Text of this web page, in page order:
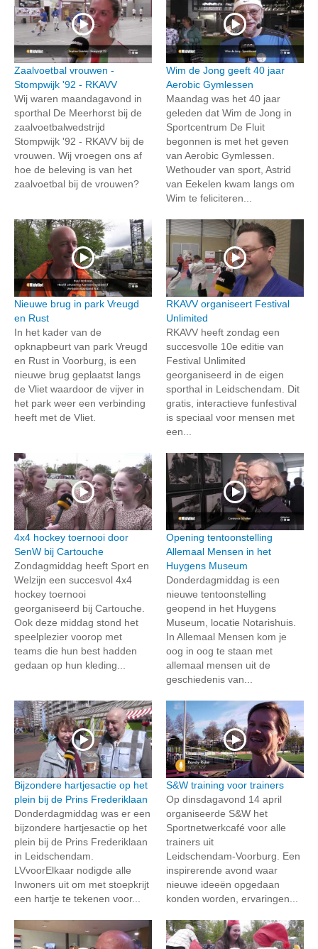
Zaalvoetbal vrouwen -
Stompwijk '92 - RKAVV
Wij waren maandagavond in
sporthal De Meerhorst bij de
zaalvoetbalwedstrijd
Stompwijk '92 - RKAVV bij de
vrouwen. Wij vroegen ons af
hoe de beleving is van het
zaalvoetbal bij de vrouwen?
Wim de Jong geeft 40 jaar
Aerobic Gymlessen
Maandag was het 40 jaar
geleden dat Wim de Jong in
Sportcentrum De Fluit
begonnen is met het geven
van Aerobic Gymlessen.
Wethouder van sport, Astrid
van Eekelen kwam langs om
Wim te feliciteren...
Nieuwe brug in park Vreugd
en Rust
In het kader van de
opknapbeurt van park Vreugd
en Rust in Voorburg, is een
nieuwe brug geplaatst langs
de Vliet waardoor de vijver in
het park weer een verbinding
heeft met de Vliet.
RKAVV organiseert Festival
Unlimited
RKAVV heeft zondag een
succesvolle 10e editie van
Festival Unlimited
georganiseerd in de eigen
sporthal in Leidschendam. Dit
gratis, interactieve funfestival
is speciaal voor mensen met
een...
4x4 hockey toernooi door
SenW bij Cartouche
Zondagmiddag heeft Sport en
Welzijn een succesvol 4x4
hockey toernooi
georganiseerd bij Cartouche.
Ook deze middag stond het
speelplezier voorop met
teams die hun best hadden
gedaan op hun kleding...
Opening tentoonstelling
Allemaal Mensen in het
Huygens Museum
Donderdagmiddag is een
nieuwe tentoonstelling
geopend in het Huygens
Museum, locatie Notarishuis.
In Allemaal Mensen kom je
oog in oog te staan met
allemaal mensen uit de
geschiedenis van...
Bijzondere hartjesactie op het
plein bij de Prins Frederiklaan
Donderdagmiddag was er een
bijzondere hartjesactie op het
plein bij de Prins Frederiklaan
in Leidschendam.
LVvoorElkaar nodigde alle
Inwoners uit om met stoepkrijt
een hartje te tekenen voor...
S&W training voor trainers
Op dinsdagavond 14 april
organiseerde S&W het
Sportnetwerkcafé voor alle
trainers uit
Leidschendam‑Voorburg. Een
inspirerende avond waar
nieuwe ideeën opgedaan
konden worden, ervaringen...